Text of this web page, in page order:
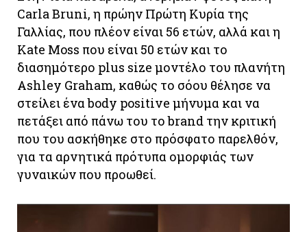
Carla Bruni, η πρώην Πρώτη Κυρία της
Γαλλίας, που πλέον είναι 56 ετών, αλλά και η
Kate Moss που είναι 50 ετών και το
διασημότερο plus size μοντέλο του πλανήτη
Ashley Graham, καθώς το σόου θέλησε να
στείλει ένα body positive μήνυμα και να
πετάξει από πάνω του το brand την κριτική
που του ασκήθηκε στο πρόσφατο παρελθόν,
για τα αρνητικά πρότυπα ομορφιάς των
γυναικών που προωθεί.